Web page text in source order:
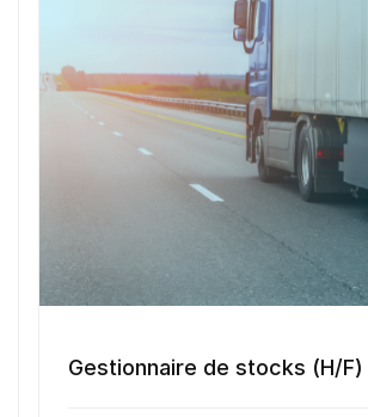
réglementations en matière de
repos. Son rôle inclut également la
documents de transport, le
déchargement des marchandises,
communication régulière avec les
l’entreprise pour assurer un service
Gestionnaire de stocks (H/F)